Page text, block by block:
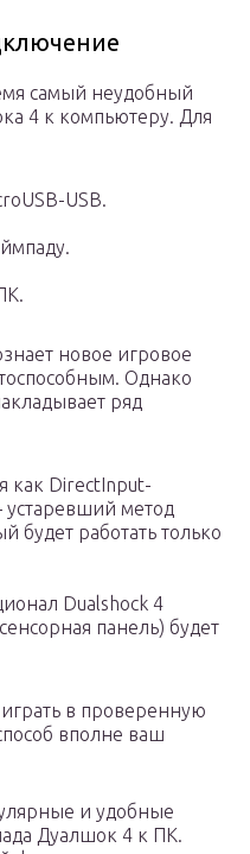
самый неудобный
4 к компьютеру. Для
USB.
новое игровое
Однако
ряд
как DirectInput-
устаревший метод
будет работать только
Dualshock 4
панель) будет
в проверенную
вполне ваш
и удобные
Дуалшок 4 к ПК.